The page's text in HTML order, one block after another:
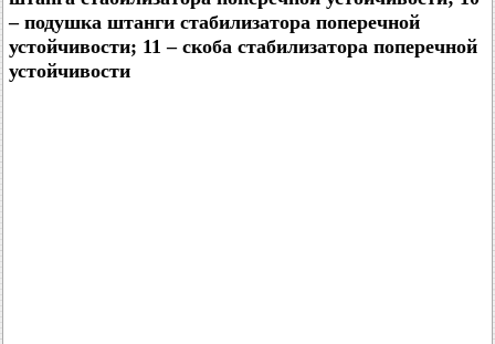
– подушка штанги стабилизатора поперечной
устойчивости; 11 – скоба стабилизатора поперечной
устойчивости